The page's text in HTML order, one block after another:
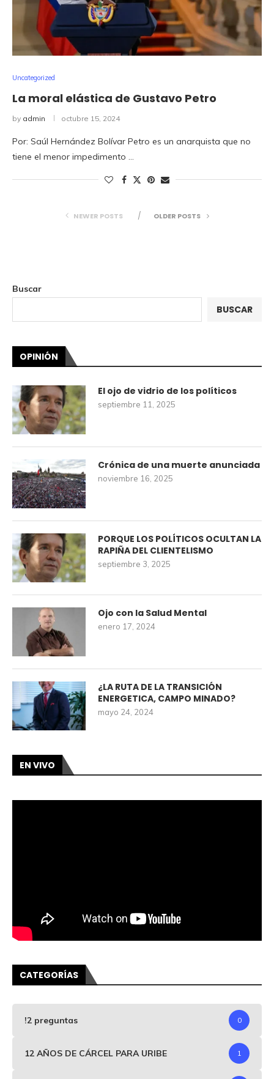
Uncategorized
La moral elástica de Gustavo Petro
by admin octubre 15, 2024
Por: Saúl Hernández Bolívar Petro es un anarquista que no
tiene el menor impedimento …
NEWER POSTS OLDER POSTS
Buscar
BUSCAR
OPINIÓN
El ojo de vidrio de los políticos
septiembre 11, 2025
Crónica de una muerte anunciada
noviembre 16, 2025
PORQUE LOS POLÍTICOS OCULTAN LA
RAPIÑA DEL CLIENTELISMO
septiembre 3, 2025
Ojo con la Salud Mental
enero 17, 2024
¿LA RUTA DE LA TRANSICIÓN
ENERGETICA, CAMPO MINADO?
mayo 24, 2024
EN VIVO
CATEGORÍAS
!2 preguntas 0
12 AÑOS DE CÁRCEL PARA URIBE 1